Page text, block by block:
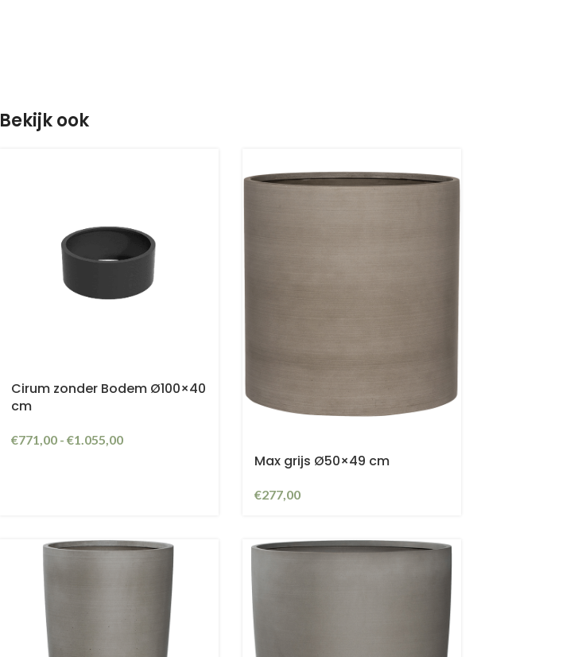
Bekijk ook
Cirum zonder Bodem Ø100×40
cm
€771,00 - €1.055,00
Max grijs Ø50×49 cm
€277,00